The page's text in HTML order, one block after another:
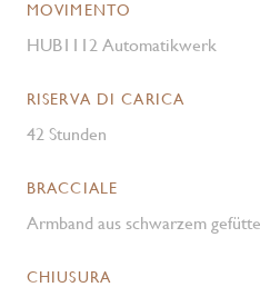
MOVIMENTO
HUB1112 Automatikwerk
RISERVA DI CARICA
42 Stunden
BRACCIALE
Armband aus schwarzem
CHIUSURA